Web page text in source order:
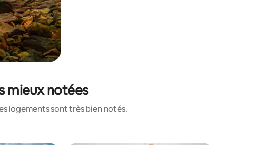
mieux notées
logements sont très bien notés.